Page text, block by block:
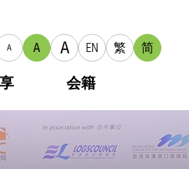
A A A EN 繁 简
会籍